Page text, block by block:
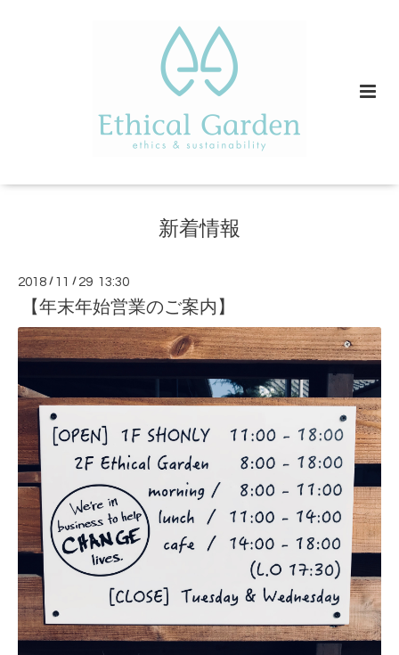
新着情報
2018 / 11 / 29 13:30
【年末年始営業のご案内】